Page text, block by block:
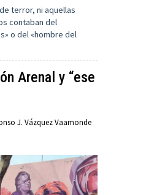
terror, ni aquellas
contaban del
o del «hombre del
Arenal y “ese
J. Vázquez Vaamonde